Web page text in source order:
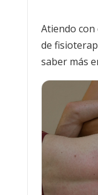
Atiendo con
de
saber más